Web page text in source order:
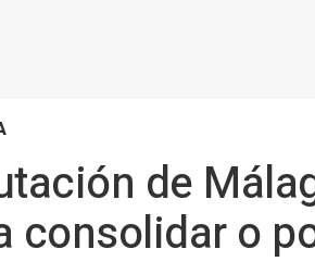
de
consolidar o